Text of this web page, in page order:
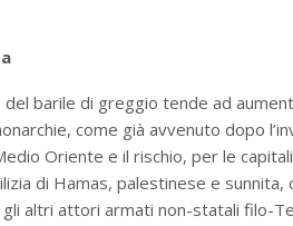
barile di greggio tende ad
come già avvenuto dopo
Oriente e il rischio, per le
di Hamas, palestinese e sunnita,
gli altri attori armati non-statali filo-